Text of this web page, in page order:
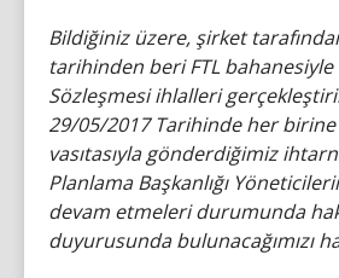
Bildiğiniz üzere, şirket
tarihinden beri FTL bahanesiyle
Sözleşmesi ihlalleri
29/05/2017 Tarihinde her birine
vasıtasıyla gönderdiğimiz
Planlama Başkanlığı
devam etmeleri durumunda
duyurusunda bulunacağımızı